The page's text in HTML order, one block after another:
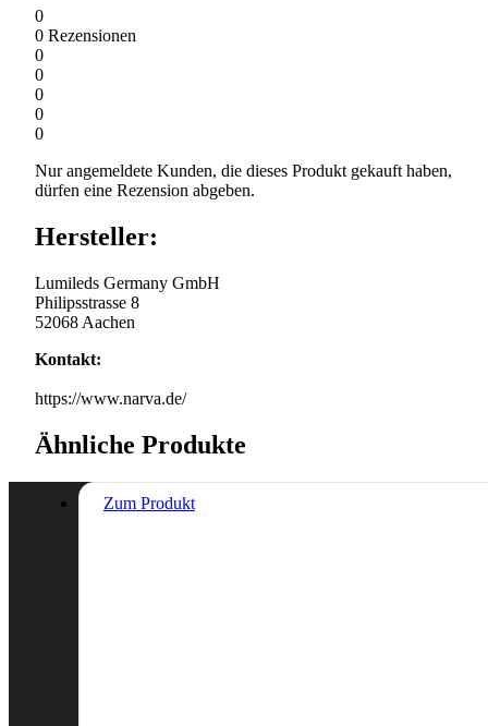
0
0 Rezensionen
0
0
0
0
0
Nur angemeldete Kunden, die dieses Produkt gekauft haben,
dürfen eine Rezension abgeben.
Hersteller:
Lumileds Germany GmbH
Philipsstrasse 8
52068 Aachen
Kontakt:
https://www.narva.de/
Ähnliche Produkte
Zum Produkt